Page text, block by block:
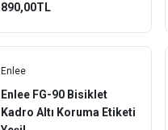
890,00TL
Enlee
Enlee FG-90 Bisiklet
Kadro Altı Koruma Etiketi